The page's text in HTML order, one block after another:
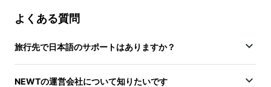
よくある質問
旅行先で日本語のサポートはありますか？
NEWTの運営会社について知りたいです